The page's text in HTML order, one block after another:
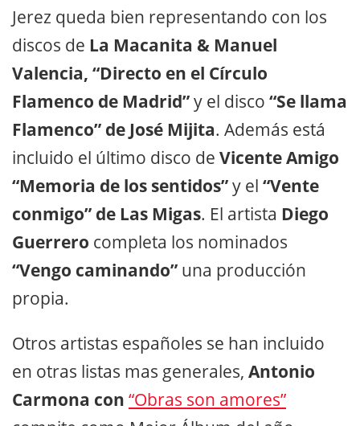
Jerez queda bien representando con los
discos de La Macanita & Manuel
Valencia, “Directo en el Círculo
Flamenco de Madrid”y el disco “Se llama
Flamenco” de José Mijita. Además está
incluido el último disco de Vicente Amigo
“Memoria de los sentidos”y el “Vente
conmigo” de Las Migas. El artista Diego
Guerrero completa los nominados
“Vengo caminando” una producción
propia.
Otros artistas españoles se han incluido
en otras listas mas generales, Antonio
Carmona con “Obras son amores”